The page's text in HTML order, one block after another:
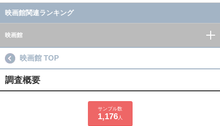
映画館関連ランキング
映画館
映画館 TOP
調査概要
サンプル数
1,176人